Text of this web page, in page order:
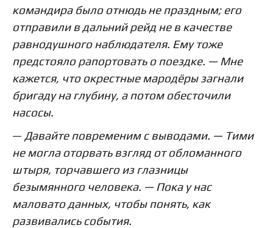
командира было отнюдь не праздным; его
отправили в дальний рейд не в качестве
равнодушного наблюдателя. Ему тоже
предстояло рапортовать о поездке. — Мне
кажется, что окрестные мародёры загнали
бригаду на глубину, а потом обесточили
насосы.
— Давайте повременим с выводами. — Тими
не могла оторвать взгляд от обломанного
штыря, торчавшего из глазницы
безымянного человека. — Пока у нас
маловато данных, чтобы понять, как
развивались события.